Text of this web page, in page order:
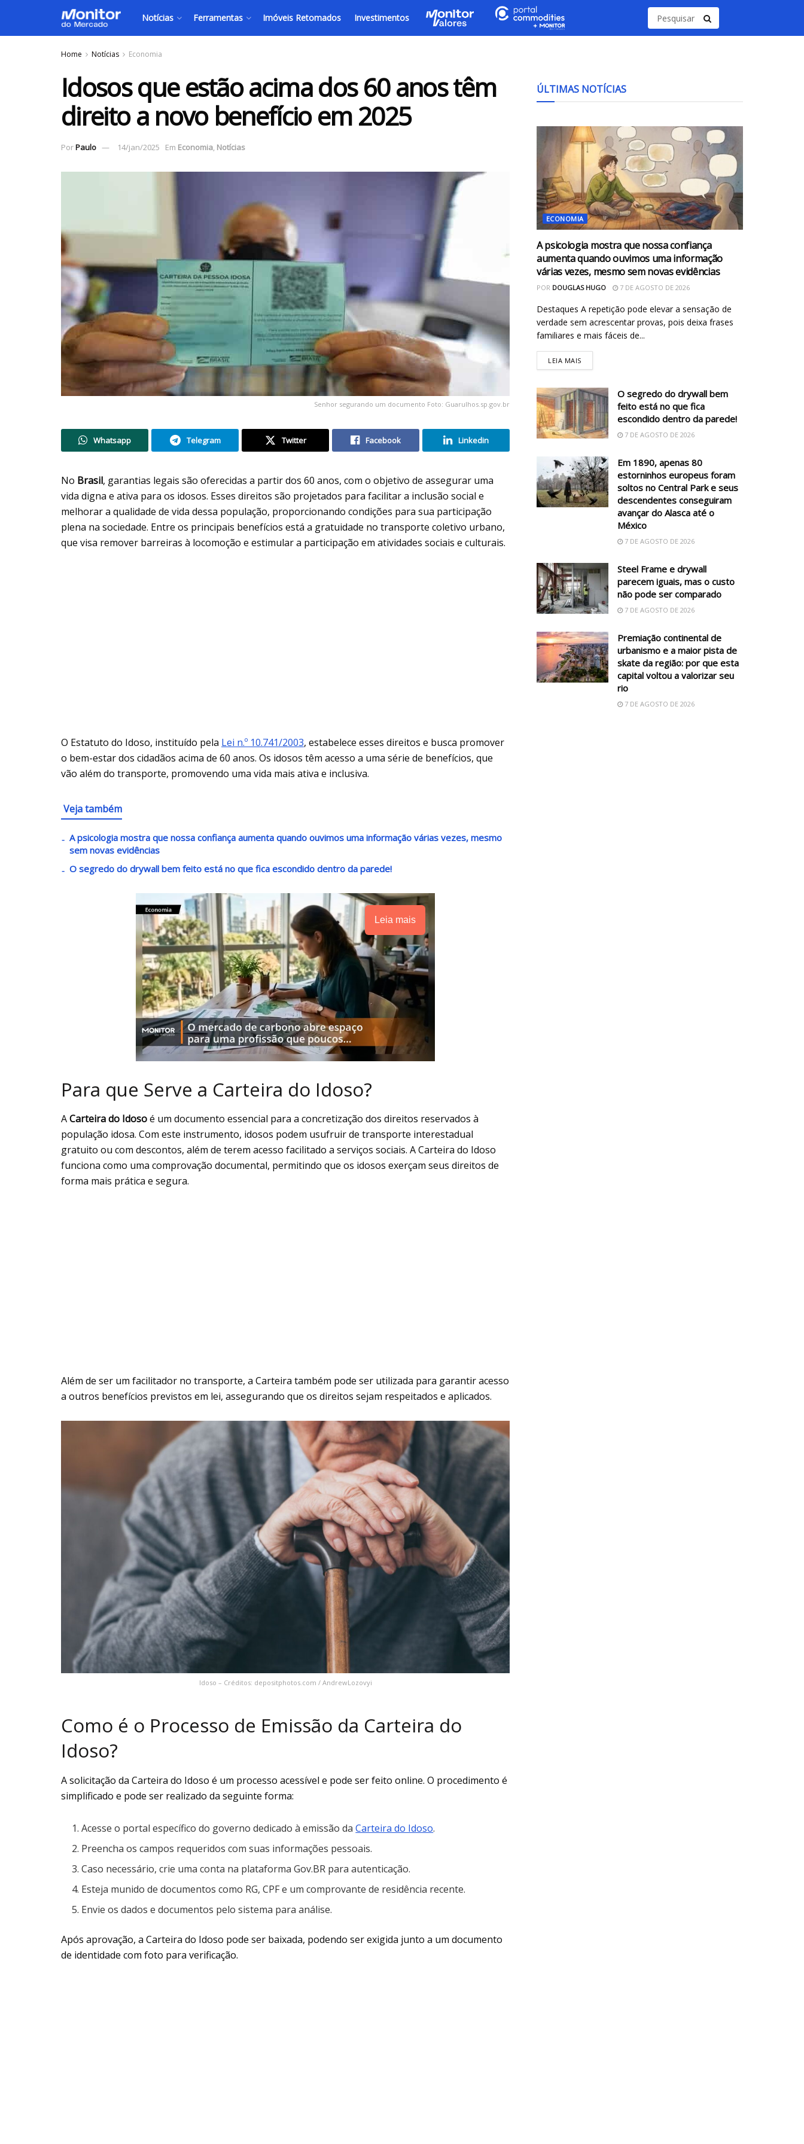
Notícias Ferramentas Imóveis Retomados Investimentos
Home Notícias Economia
Idosos que estão acima dos 60 anos têm
direito a novo benefício em 2025
PorPaulo 14/jan/2025 Em Economia, Notícias
Senhor segurando um documento Foto: Guarulhos.sp.gov.br
Whatsapp Telegram Twitter Facebook Linkedin
No Brasil, garantias legais são oferecidas a partir dos 60 anos, com o objetivo de assegurar uma
vida digna e ativa para os idosos. Esses direitos são projetados para facilitar a inclusão social e
melhorar a qualidade de vida dessa população, proporcionando condições para sua participação
plena na sociedade. Entre os principais benefícios está a gratuidade no transporte coletivo urbano,
que visa remover barreiras à locomoção e estimular a participação em atividades sociais e culturais.
O Estatuto do Idoso, instituído pela Lei n.º 10.741/2003, estabelece esses direitos e busca promover
o bem-estar dos cidadãos acima de 60 anos. Os idosos têm acesso a uma série de benefícios, que
vão além do transporte, promovendo uma vida mais ativa e inclusiva.
Veja também
A psicologia mostra que nossa confiança aumenta quando ouvimos uma informação várias vezes, mesmo
sem novas evidências
O segredo do drywall bem feito está no que fica escondido dentro da parede!
Leia mais
Para que Serve a Carteira do Idoso?
ACarteira do Idosoé um documento essencial para a concretização dos direitos reservados à
população idosa. Com este instrumento, idosos podem usufruir de transporte interestadual
gratuito ou com descontos, além de terem acesso facilitado a serviços sociais. A Carteira do Idoso
funciona como uma comprovação documental, permitindo que os idosos exerçam seus direitos de
forma mais prática e segura.
Além de ser um facilitador no transporte, a Carteira também pode ser utilizada para garantir acesso
a outros benefícios previstos em lei, assegurando que os direitos sejam respeitados e aplicados.
Idoso – Créditos: depositphotos.com / AndrewLozovyi
Como é o Processo de Emissão da Carteira do
Idoso?
A solicitação da Carteira do Idoso é um processo acessível e pode ser feito online. O procedimento é
simplificado e pode ser realizado da seguinte forma:
Acesse o portal específico do governo dedicado à emissão daCarteira do Idoso.
Preencha os campos requeridos com suas informações pessoais.
Caso necessário, crie uma conta na plataforma Gov.BR para autenticação.
Esteja munido de documentos como RG, CPF e um comprovante de residência recente.
Envie os dados e documentos pelo sistema para análise.
Após aprovação, a Carteira do Idoso pode ser baixada, podendo ser exigida junto a um documento
de identidade com foto para verificação.
ÚLTIMAS NOTÍCIAS
ECONOMIA
A psicologia mostra que nossa confiança
aumenta quando ouvimos uma informação
várias vezes, mesmo sem novas evidências
POR DOUGLAS HUGO 7 DE AGOSTO DE 2026
Destaques A repetição pode elevar a sensação de
verdade sem acrescentar provas, pois deixa frases
familiares e mais fáceis de...
LEIA MAIS
O segredo do drywall bem
feito está no que fica
escondido dentro da parede!
7 DE AGOSTO DE 2026
Em 1890, apenas 80
estorninhos europeus foram
soltos no Central Park e seus
descendentes conseguiram
avançar do Alasca até o
México
7 DE AGOSTO DE 2026
Steel Frame e drywall
parecem iguais, mas o custo
não pode ser comparado
7 DE AGOSTO DE 2026
Premiação continental de
urbanismo e a maior pista de
skate da região: por que esta
capital voltou a valorizar seu
rio
7 DE AGOSTO DE 2026